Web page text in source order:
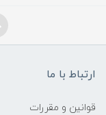
ارتباط با ما
قوانین و مقررات